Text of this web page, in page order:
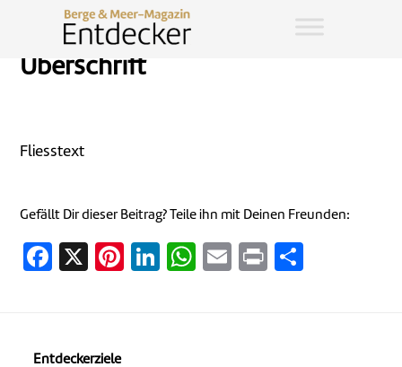
Überschrift
Fliesstext
Gefällt Dir dieser Beitrag? Teile ihn mit Deinen Freunden:
Facebook
X Pinterest
LinkedIn
WhatsApp
EmailPrint
Entdeckerziele